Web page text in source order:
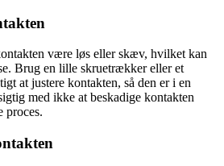
være løs eller skæv, hvilket kan
Brug en lille skruetrækker eller et
at justere kontakten, så den er i en
med ikke at beskadige kontakten
proces.